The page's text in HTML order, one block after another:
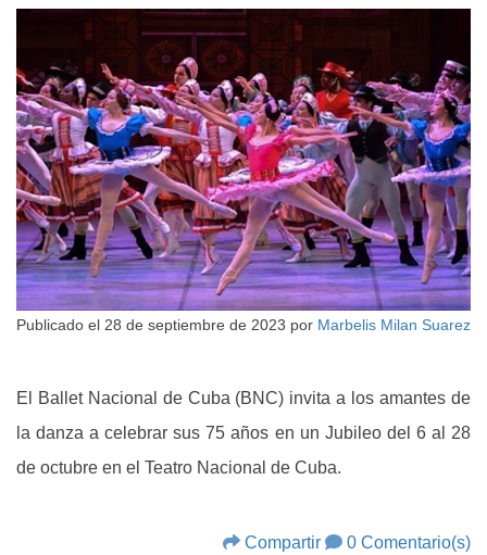
Publicado el 28 de septiembre de 2023 por Marbelis Milan Suarez
El Ballet Nacional de Cuba (BNC) invita a los amantes de
la danza a celebrar sus 75 años en un Jubileo del 6 al 28
de octubre en el Teatro Nacional de Cuba.
Compartir 0 Comentario(s)